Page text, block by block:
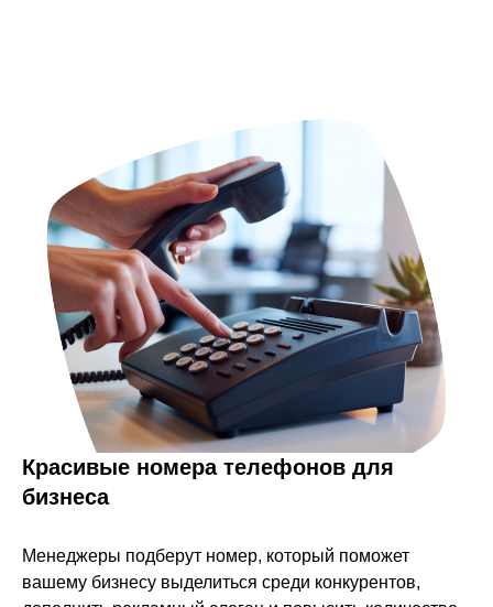
Красивые номера телефонов для
бизнеса
Менеджеры подберут номер, который поможет
вашему бизнесу выделиться среди конкурентов,